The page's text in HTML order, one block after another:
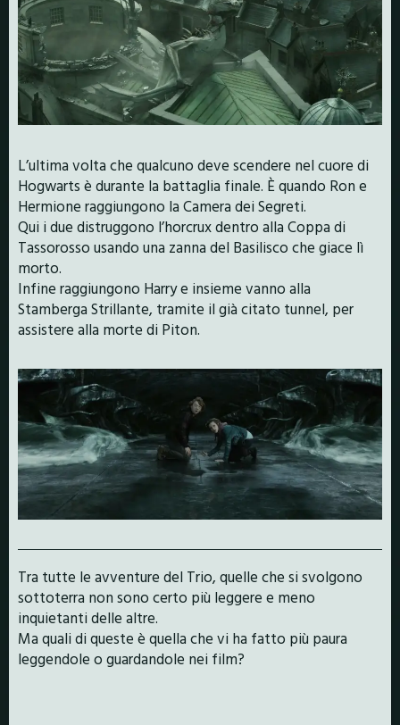
L’ultima volta che qualcuno deve scendere nel cuore di
Hogwarts è durante la battaglia finale. È quando Ron e
Hermione raggiungono la Camera dei Segreti.
Qui i due distruggono l’horcrux dentro alla Coppa di
Tassorosso usando una zanna del Basilisco che giace lì
morto.
Infine raggiungono Harry e insieme vanno alla
Stamberga Strillante, tramite il già citato tunnel, per
assistere alla morte di Piton.
Tra tutte le avventure del Trio, quelle che si svolgono
sottoterra non sono certo più leggere e meno
inquietanti delle altre.
Ma quali di queste è quella che vi ha fatto più paura
leggendole o guardandole nei film?